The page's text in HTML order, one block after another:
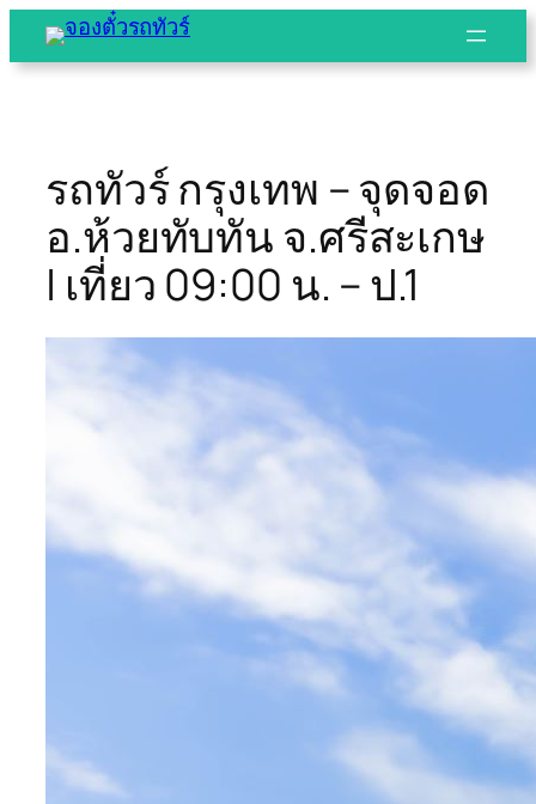
Skip
รถทัวร์ กรุงเทพ – จุดจอด
อ.ห้วยทับทัน จ.ศรีสะเกษ
| เที่ยว 09:00 น. – ป.1